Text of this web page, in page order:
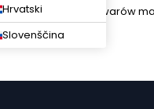
Hrvatski
Slovenščina
Nie znaleziono towarów